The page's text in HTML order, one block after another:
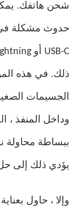
شحن هاتفك.
حدوث مشكلة في
ذلك. في هذه
الجسيمات
وداخل المنفذ ،
ببساطة محاولة
يؤدي ذلك إلى
وإلا ، حاول